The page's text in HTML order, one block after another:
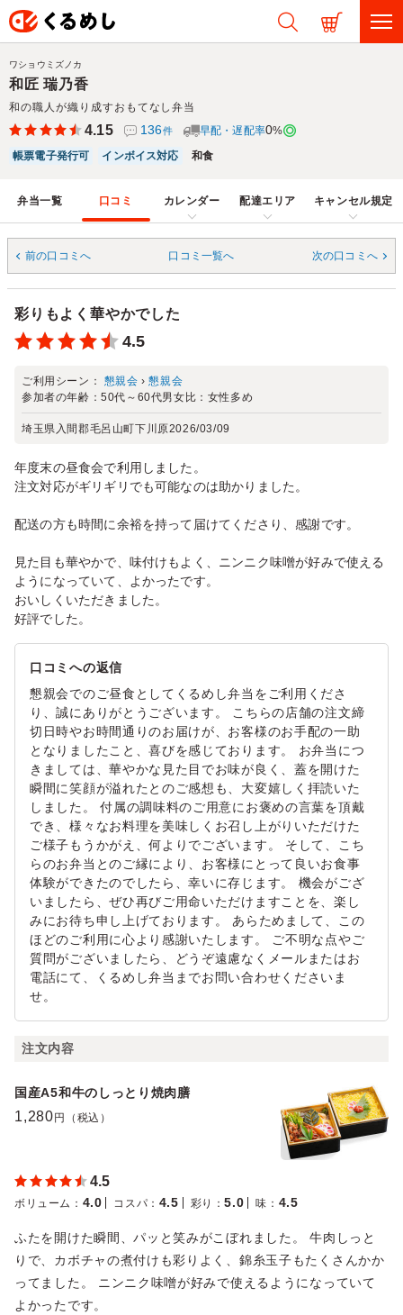
和匠 瑞乃香
和の職人が織り成すおもてなし弁当
ワショウミズノカ
4.15 136件 早配・遅配率0%
帳票電子発行可
インボイス対応 和食
弁当一覧 口コミ カレンダー 配達エリア キャンセル規定
前の口コミへ 口コミ一覧へ 次の口コミへ
彩りもよく華やかでした
4.5
ご利用シーン： 懇親会 ›懇親会
参加者の年齢：50代～60代男女比： 女性多め
埼玉県入間郡毛呂山町下川原2026/03/09
年度末の昼食会で利用しました。
注文対応がギリギリでも可能なのは助かりました。
配送の方も時間に余裕を持って届けてくださり、感謝です。
見た目も華やかで、味付けもよく、ニンニク味噌が好みで使える
ようになっていて、よかったです。
おいしくいただきました。
好評でした。
口コミへの返信
懇親会でのご昼食としてくるめし弁当をご利用くださ
り、誠にありがとうございます。 こちらの店舗の注文締
切日時やお時間通りのお届けが、お客様のお手配の一助
となりましたこと、喜びを感じております。 お弁当につ
きましては、華やかな見た目でお味が良く、蓋を開けた
瞬間に笑顔が溢れたとのご感想も、大変嬉しく拝読いた
しました。 付属の調味料のご用意にお褒めの言葉を頂戴
でき、様々なお料理を美味しくお召し上がりいただけた
ご様子もうかがえ、何よりでございます。 そして、こち
らのお弁当とのご縁により、お客様にとって良いお食事
体験ができたのでしたら、幸いに存じます。 機会がござ
いましたら、ぜひ再びご用命いただけますことを、楽し
みにお待ち申し上げております。 あらためまして、この
ほどのご利用に心より感謝いたします。 ご不明な点やご
質問がございましたら、どうぞ遠慮なくメールまたはお
電話にて、くるめし弁当までお問い合わせくださいま
せ。
注文内容
国産A5和牛のしっとり焼肉膳
1,280 円（税込）
4.5
ボリューム ： 4.0 コスパ ： 4.5 彩り ：5.0 味 ： 4.5
ふたを開けた瞬間、パッと笑みがこぼれました。 牛肉しっと
りで、カボチャの煮付けも彩りよく、錦糸玉子もたくさんかか
ってました。 ニンニク味噌が好みで使えるようになっていて
よかったです。